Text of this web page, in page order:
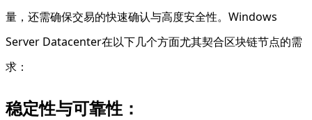
量，还需确保交易的快速确认与高度安全性。Windows
Server Datacenter在以下几个方面尤其契合区块链节点的需
求：
稳定性与可靠性：